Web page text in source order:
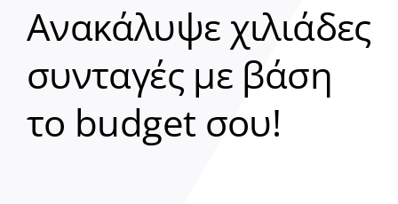
Ανακάλυψε χιλιάδες
συνταγές με βάση
το budget σου!